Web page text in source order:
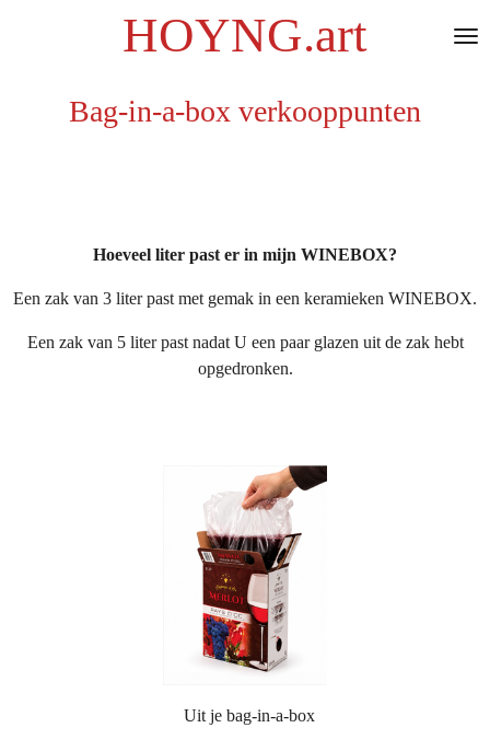
hoofdinhoud
HOYNG.art
Bag-in-a-box verkooppunten
Hoeveel liter past er in mijn WINEBOX?
Een zak van 3 liter past met gemak in een keramieken WINEBOX.
Een zak van 5 liter past nadat U een paar glazen uit de zak hebt
opgedronken.
Uit je bag-in-a-box